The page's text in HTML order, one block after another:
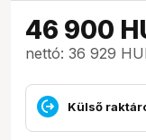
46 900
nettó: 36 929
Külső